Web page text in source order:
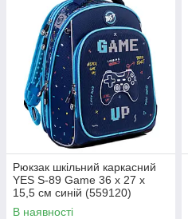
Рюкзак шкільний каркасний
YES S-89 Game 36 x 27 x
15,5 см синій (559120)
В наявності